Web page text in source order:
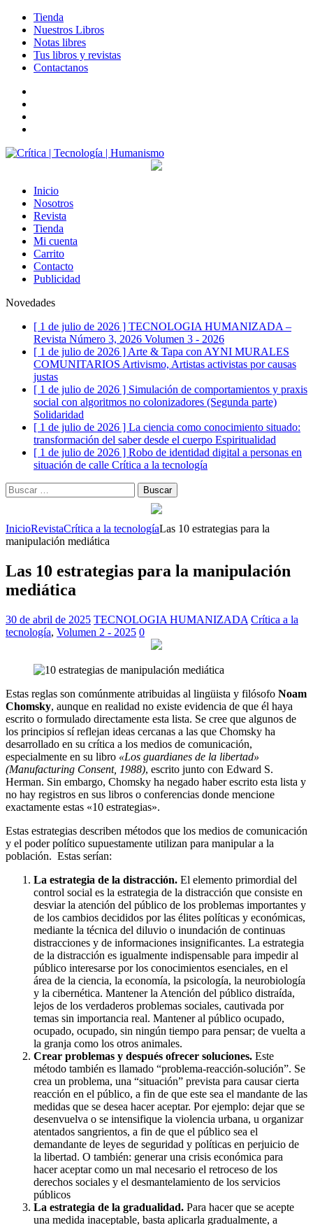
Tienda
Nuestros Libros
Notas libres
Tus libros y revistas
Contactanos
Inicio
Nosotros
Revista
Tienda
Mi cuenta
Carrito
Contacto
Publicidad
Novedades
[ 1 de julio de 2026 ] TECNOLOGIA HUMANIZADA –
Revista Número 3, 2026 Volumen 3 - 2026
[ 1 de julio de 2026 ] Arte & Tapa con AYNI MURALES
COMUNITARIOS Artivismo, Artistas activistas por causas
justas
[ 1 de julio de 2026 ] Simulación de comportamientos y praxis
social con algoritmos no colonizadores (Segunda parte)
Solidaridad
[ 1 de julio de 2026 ] La ciencia como conocimiento situado:
transformación del saber desde el cuerpo Espiritualidad
[ 1 de julio de 2026 ] Robo de identidad digital a personas en
situación de calle Crítica a la tecnología
Buscar:
InicioRevistaCrítica a la tecnologíaLas 10 estrategias para la
manipulación mediática
Las 10 estrategias para la manipulación
mediática
30 de abril de 2025 TECNOLOGIA HUMANIZADA Crítica a la
tecnología, Volumen 2 - 2025 0
Estas reglas son comúnmente atribuidas al lingüista y filósofo Noam
Chomsky, aunque en realidad no existe evidencia de que él haya
escrito o formulado directamente esta lista. Se cree que algunos de
los principios sí reflejan ideas cercanas a las que Chomsky ha
desarrollado en su crítica a los medios de comunicación,
especialmente en su libro «Los guardianes de la libertad»
(Manufacturing Consent, 1988), escrito junto con Edward S.
Herman. Sin embargo, Chomsky ha negado haber escrito esta lista y
no hay registros en sus libros o conferencias donde mencione
exactamente estas «10 estrategias».
Estas estrategias describen métodos que los medios de comunicación
y el poder político supuestamente utilizan para manipular a la
población. Estas serían:
La estrategia de la distracción. El elemento primordial del
control social es la estrategia de la distracción que consiste en
desviar la atención del público de los problemas importantes y
de los cambios decididos por las élites políticas y económicas,
mediante la técnica del diluvio o inundación de continuas
distracciones y de informaciones insignificantes. La estrategia
de la distracción es igualmente indispensable para impedir al
público interesarse por los conocimientos esenciales, en el
área de la ciencia, la economía, la psicología, la neurobiología
y la cibernética. Mantener la Atención del público distraída,
lejos de los verdaderos problemas sociales, cautivada por
temas sin importancia real. Mantener al público ocupado,
ocupado, ocupado, sin ningún tiempo para pensar; de vuelta a
la granja como los otros animales.
Crear problemas y después ofrecer soluciones. Este
método también es llamado “problema-reacción-solución”. Se
crea un problema, una “situación” prevista para causar cierta
reacción en el público, a fin de que este sea el mandante de las
medidas que se desea hacer aceptar. Por ejemplo: dejar que se
desenvuelva o se intensifique la violencia urbana, u organizar
atentados sangrientos, a fin de que el público sea el
demandante de leyes de seguridad y políticas en perjuicio de
la libertad. O también: generar una crisis económica para
hacer aceptar como un mal necesario el retroceso de los
derechos sociales y el desmantelamiento de los servicios
públicos
La estrategia de la gradualidad. Para hacer que se acepte
una medida inaceptable, basta aplicarla gradualmente, a